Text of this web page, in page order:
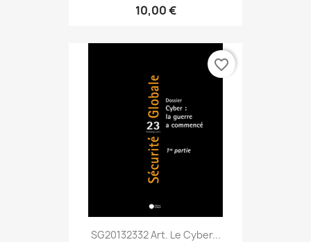
10,00 €
SG20132332 Art. Le Cyber...
favorite_border